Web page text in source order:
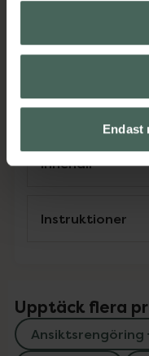
Endast
lätt kan sköljas
Oljerengöring
Innehåll
Instruktioner
Upptäck flera
Ansiktsrengöring